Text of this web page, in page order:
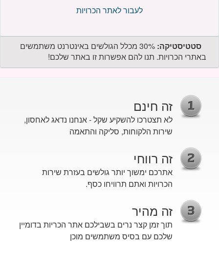
לעבור לאתר הכרויות
סטטיסטיקה:
30% מכלל הגולשים באינטרנט משתמשים
באתרי הכרויות. תנו להם אפשרות זו באתר שלכם!
זה חינם
לא תצטרכו להשקיע שקל - אנחנו נדאג לאחסון,
שירות הלקוחות, סליקה והתאמה
זה רווחי
אתרכם ימשוך יותר גולשים בעזרת שירות
הכרויות ואתם תרוויחו כסף.
זה מהיר
תוך זמן קצר נרים בשבילכם אתר הכריות בדומיין
שלכם עם בסיס משתמשים מוכן